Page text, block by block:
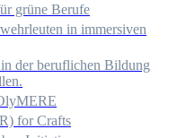
grüne Berufe
in immersiven
der beruflichen Bildung
for Crafts